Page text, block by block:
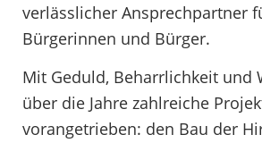
verlässlicher Ansprechpartner
Bürgerinnen und Bürger.
Mit Geduld, Beharrlichkeit und
über die Jahre zahlreiche
vorangetrieben: den Bau der